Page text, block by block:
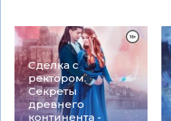
Сделка с
ректором.
Секреты
древнего
континента -